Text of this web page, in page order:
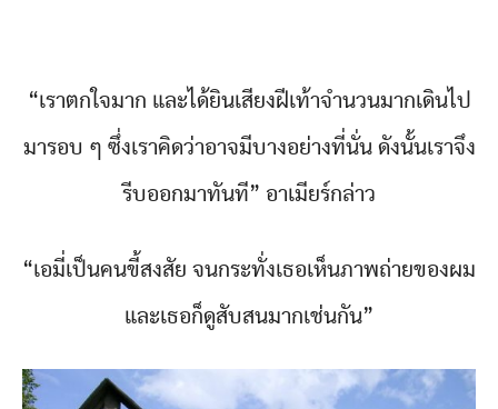
“เราตกใจมาก และได้ยินเสียงฝีเท้าจำนวนมากเดินไป
มารอบ ๆ ซึ่งเราคิดว่าอาจมีบางอย่างที่นั่น ดังนั้นเราจึง
รีบออกมาทันที” อาเมียร์กล่าว
“เอมี่เป็นคนขี้สงสัย จนกระทั่งเธอเห็นภาพถ่ายของผม
และเธอก็ดูสับสนมากเช่นกัน”